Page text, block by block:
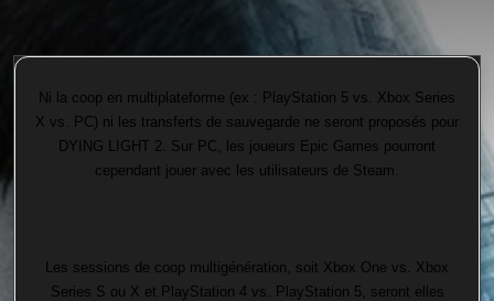
Ni la coop en multiplateforme (ex : PlayStation 5 vs. Xbox Series
X vs. PC) ni les transferts de sauvegarde ne seront proposés pour
DYING LIGHT 2. Sur PC, les joueurs Epic Games pourront
cependant jouer avec les utilisateurs de Steam.
Les sessions de coop multigénération, soit Xbox One vs. Xbox
Series S ou X et PlayStation 4 vs. PlayStation 5, seront elles